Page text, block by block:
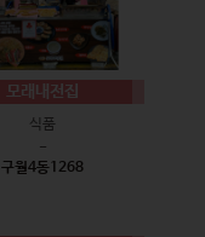
모래내전집
식품
-
구월4동1268